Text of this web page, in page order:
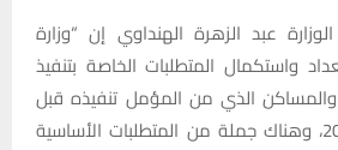
عبد الزهرة الهنداوي إن “وزارة
واستكمال المتطلبات الخاصة بتنفيذ
والمساكن الذي من المؤمل تنفيذه قبل
نهاية العام الحالي 2024، وهناك جملة من المتطلبات الأساسية